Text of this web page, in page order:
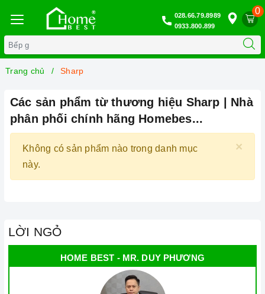
0
028.66.79.8989
0933.800.899
Trang chủ Sharp
Các sản phẩm từ thương hiệu Sharp | Nhà
phân phối chính hãng Homebes...
×
Không có sản phẩm nào trong danh mục
này.
LỜI NGỎ
HOME BEST - MR. DUY PHƯƠNG